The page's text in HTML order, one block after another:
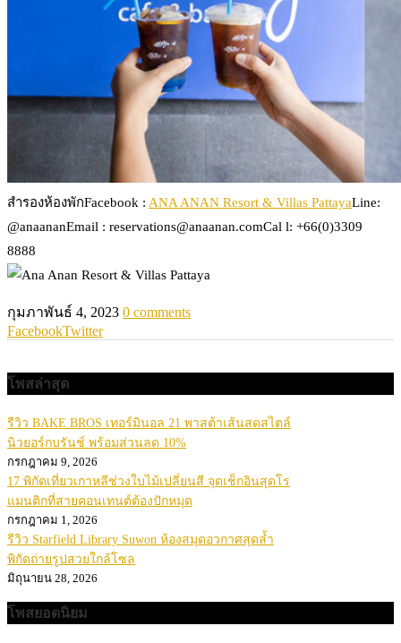
สำรองห้องพักFacebook : ANA ANAN Resort & Villas PattayaLine:
@anaananEmail : reservations@anaanan.comCal l: +66(0)3309
8888
กุมภาพันธ์ 4, 2023 0 comments
FacebookTwitter
โพสล่าสุด
รีวิว BAKE BROS เทอร์มินอล 21 พาสต้าเส้นสดสไตล์
นิวยอร์กบรันช์ พร้อมส่วนลด 10%
กรกฎาคม 9, 2026
17 พิกัดเที่ยวเกาหลีช่วงใบไม้เปลี่ยนสี จุดเช็กอินสุดโร
แมนติกที่สายคอนเทนต์ต้องปักหมุด
กรกฎาคม 1, 2026
รีวิว Starfield Library Suwon ห้องสมุดอวกาศสุดล้ำ
พิกัดถ่ายรูปสวยใกล้โซล
มิถุนายน 28, 2026
โพสยอดนิยม